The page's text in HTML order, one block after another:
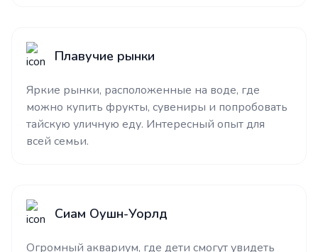
Плавучие рынки
Яркие рынки, расположенные на воде, где
можно купить фрукты, сувениры и попробовать
тайскую уличную еду. Интересный опыт для
всей семьи.
Сиам Оушн-Уорлд
Огромный аквариум, где дети смогут увидеть